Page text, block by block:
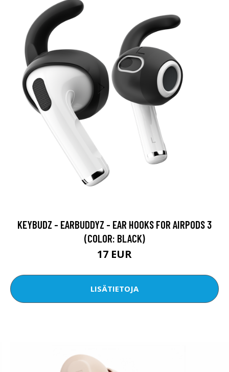
KEYBUDZ - EARBUDDYZ - EAR HOOKS FOR AIRPODS 3
(COLOR: BLACK)
17 EUR
LISÄTIETOJA